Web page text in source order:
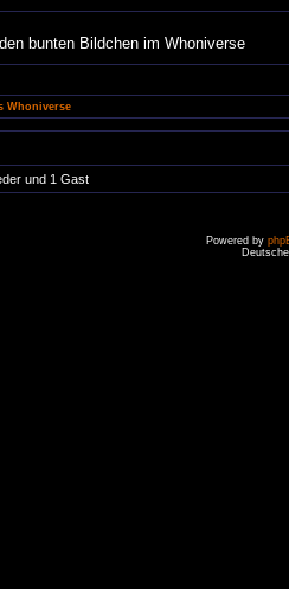
bunten Bildchen im Whoniverse
Whoniverse
und 1 Gast
Powered by